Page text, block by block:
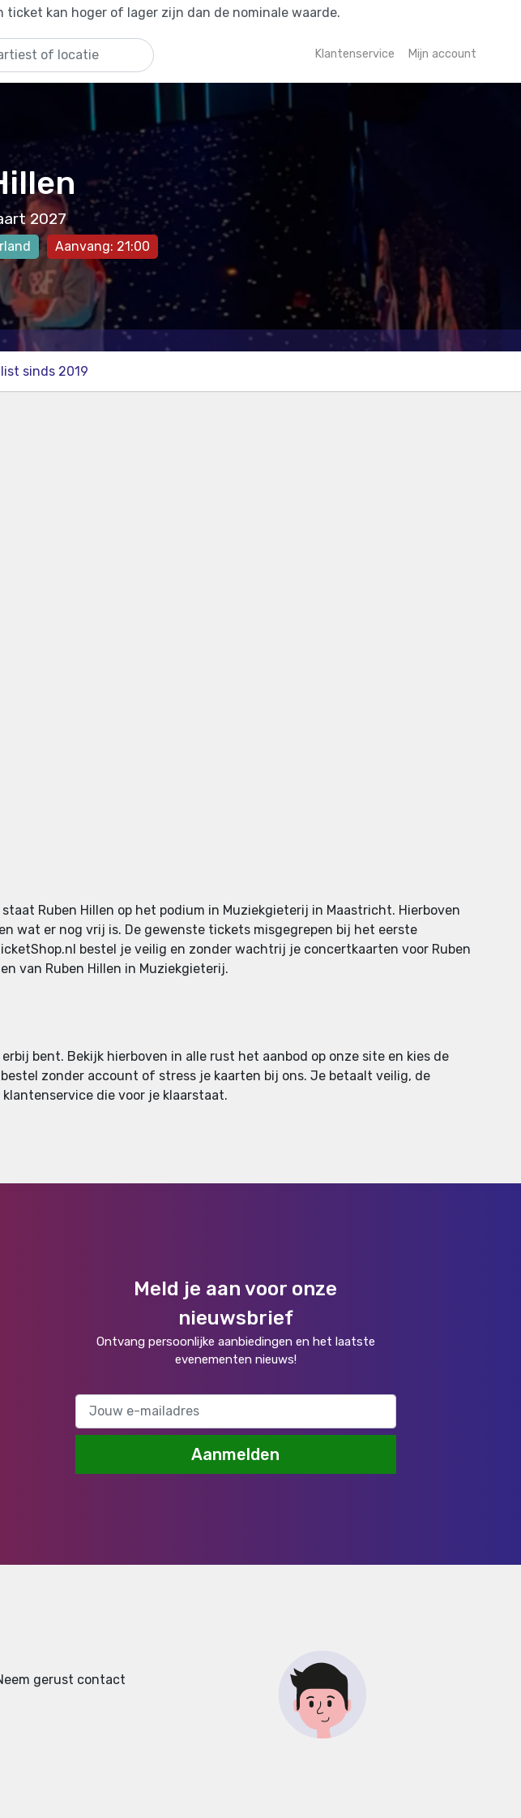
ticket kan hoger of lager zijn dan de nominale waarde.
Klantenservice Mijn account
2027
Aanvang: 21:00
sinds 2019
Ruben Hillen op het podium in Muziekgieterij in Maastricht. Hierboven
wat er nog vrij is. De gewenste tickets misgegrepen bij het eerste
bestel je veilig en zonder wachtrij je concertkaarten voor Ruben
van Ruben Hillen in Muziekgieterij.
bent. Bekijk hierboven in alle rust het aanbod op onze site en kies de
zonder account of stress je kaarten bij ons. Je betaalt veilig, de
die voor je klaarstaat.
Meld je aan voor onze
nieuwsbrief
Ontvang persoonlijke aanbiedingen en het laatste
evenementen nieuws!
Aanmelden
gerust contact